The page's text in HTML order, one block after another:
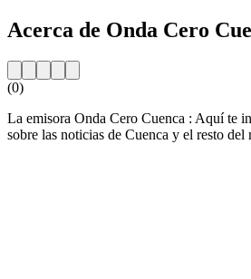
Acerca de Onda Cero
(0)
La emisora Onda Cero Cuenca : Aquí te
sobre las noticias de Cuenca y el resto del